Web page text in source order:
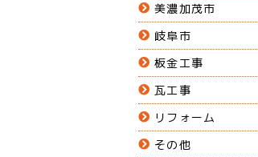
美濃加茂市
岐阜市
板金工事
瓦工事
リフォーム
その他